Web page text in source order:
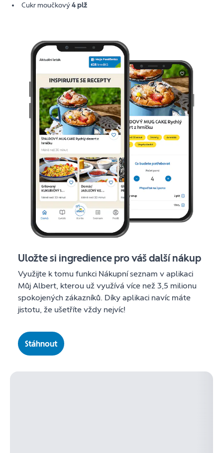
Cukr moučkový4 plž
Uložte si ingredience pro váš další nákup
Využijte k tomu funkci Nákupní seznam v aplikaci
Můj Albert, kterou už využívá více než 3,5 milionu
spokojených zákazníků. Díky aplikaci navíc máte
jistotu, že ušetříte vždy nejvíc!
Stáhnout